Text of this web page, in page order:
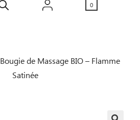
0
Bougie de Massage BIO – Flamme
Satinée